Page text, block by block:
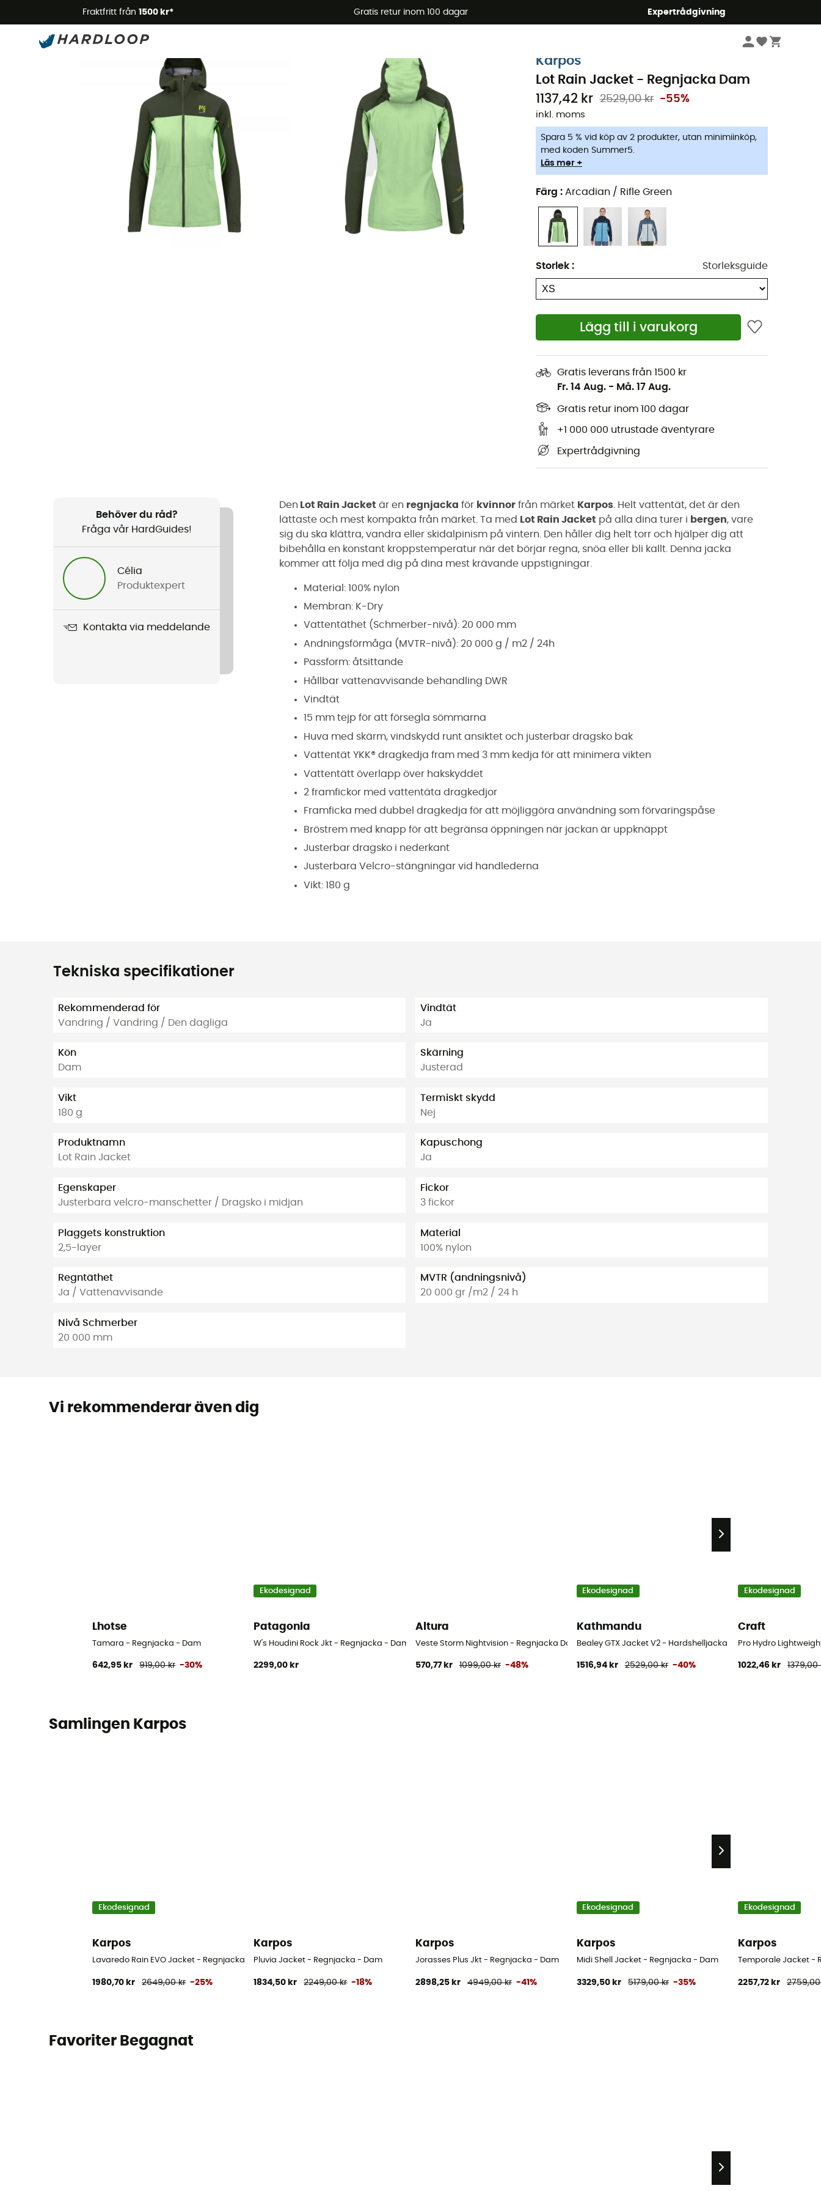
Fraktfritt från 1500 kr* Gratis retur inom 100 dagar Expertrådgivning
Sommarerbjudanden 🔥 -5 % EXTRA vid köp av 2 produkter* kod Summer5
Karpos
Lot Rain Jacket - Regnjacka Dam
1137,42 kr 2529,00 kr -55%
inkl. moms
Spara 5 % vid köp av 2 produkter, utan minimiinköp,
med koden Summer5.
Läs mer +
Färg : Arcadian / Rifle Green
Storlek : Storleksguide
Lägg till i varukorg
Gratis leverans från 1500 kr
Fr. 14 Aug. - Må. 17 Aug.
Gratis retur inom 100 dagar
+1 000 000 utrustade äventyrare
Expertrådgivning
Behöver du råd?
Fråga vår HardGuides!
Célia
Produktexpert
Kontakta via meddelande
Den Lot Rain Jacket är en regnjacka för kvinnor från märket Karpos . Helt vattentät, det är den
lättaste och mest kompakta från märket. Ta med Lot Rain Jacket på alla dina turer i bergen, vare
sig du ska klättra, vandra eller skidalpinism på vintern. Den håller dig helt torr och hjälper dig att
bibehålla en konstant kroppstemperatur när det börjar regna, snöa eller bli kallt. Denna jacka
kommer att följa med dig på dina mest krävande uppstigningar.
Material: 100% nylon
Membran: K-Dry
Vattentäthet (Schmerber-nivå): 20 000 mm
Andningsförmåga (MVTR-nivå): 20 000 g / m2 / 24h
Passform: åtsittande
Hållbar vattenavvisande behandling DWR
Vindtät
15 mm tejp för att försegla sömmarna
Huva med skärm, vindskydd runt ansiktet och justerbar dragsko bak
Vattentät YKK® dragkedja fram med 3 mm kedja för att minimera vikten
Vattentätt överlapp över hakskyddet
2 framfickor med vattentäta dragkedjor
Framficka med dubbel dragkedja för att möjliggöra användning som förvaringspåse
Bröstrem med knapp för att begränsa öppningen när jackan är uppknäppt
Justerbar dragsko i nederkant
Justerbara Velcro-stängningar vid handlederna
Vikt: 180 g
Tekniska specifikationer
Rekommenderad för
Vandring / Vandring / Den dagliga
Kön
Dam
Vikt
180 g
Produktnamn
Lot Rain Jacket
Egenskaper
Justerbara velcro-manschetter / Dragsko i midjan
Plaggets konstruktion
2,5-layer
Regntäthet
Ja / Vattenavvisande
Nivå Schmerber
20 000 mm
Vindtät
Ja
Skärning
Justerad
Termiskt skydd
Nej
Kapuschong
Ja
Fickor
3 fickor
Material
100% nylon
MVTR (andningsnivå)
20 000 gr /m2 / 24 h
Vi rekommenderar även dig
Lhotse
Tamara - Regnjacka - Dam
642,95 kr 919,00 kr -30%
Ekodesignad
Patagonia
W's Houdini Rock Jkt - Regnjacka - Dam
2299,00 kr
Altura
Veste Storm Nightvision - Regnjacka Dam
570,77 kr 1099,00 kr -48%
Ekodesignad
Kathmandu
Bealey GTX Jacket V2 - Hardshelljacka - Dam
1516,94 kr 2529,00 kr -40%
Ekodesignad
Craft
Pro Hydro
1022,46 kr 1379,00
Samlingen Karpos
Ekodesignad
Karpos
Lavaredo Rain EVO Jacket - Regnjacka - Dam
1980,70 kr 2649,00 kr -25%
Karpos
Pluvia Jacket - Regnjacka - Dam
1834,50 kr 2249,00 kr -18%
Karpos
Jorasses Plus Jkt - Regnjacka - Dam
2898,25 kr 4949,00 kr -41%
Ekodesignad
Karpos
Midi Shell Jacket - Regnjacka - Dam
3329,50 kr 5179,00 kr -35%
Ekodesignad
Karpos
Temporale Jacket -
2257,72 kr
Favoriter Begagnat